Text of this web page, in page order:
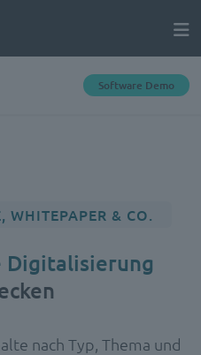
Software Demo
WHITEPAPER & CO.
Digitalisierung
nach Typ, Thema und